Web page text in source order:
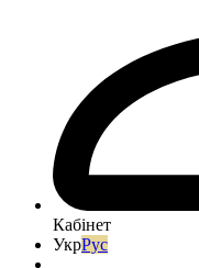
Кабінет
УкрРус